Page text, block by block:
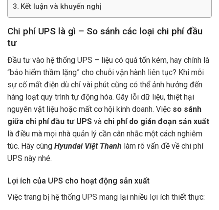
Kết luận và khuyến nghị
Chi phí UPS là gì – So sánh các loại chi phí đầu
tư
Đầu tư vào hệ thống UPS – liệu có quá tốn kém, hay chính là
“bảo hiểm thầm lặng” cho chuỗi vận hành liên tục? Khi mỗi
sự cố mất điện dù chỉ vài phút cũng có thể ảnh hưởng đến
hàng loạt quy trình tự động hóa. Gây lỗi dữ liệu, thiệt hại
nguyên vật liệu hoặc mất cơ hội kinh doanh. Việc so sánh
giữa chi phí đầu tư UPS và chi phí do gián đoạn sản xuất
là điều mà mọi nhà quản lý cần cân nhắc một cách nghiêm
túc. Hãy cùng Hyundai Việt Thanh làm rõ vấn đề về chi phí
UPS này nhé.
Lợi ích của UPS cho hoạt động sản xuất
Việc trang bị hệ thống UPS mang lại nhiều lợi ích thiết thực: